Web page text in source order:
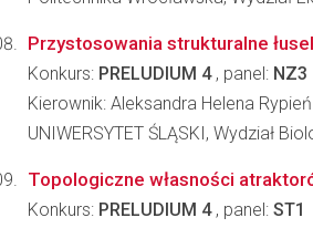
Przystosowania strukturalne
Konkurs: PRELUDIUM 4, panel: NZ3
Kierownik: Aleksandra Helena Rypień
UNIWERSYTET ŚLĄSKI, Wydział
Topologiczne własności
Konkurs: PRELUDIUM 4, panel: ST1